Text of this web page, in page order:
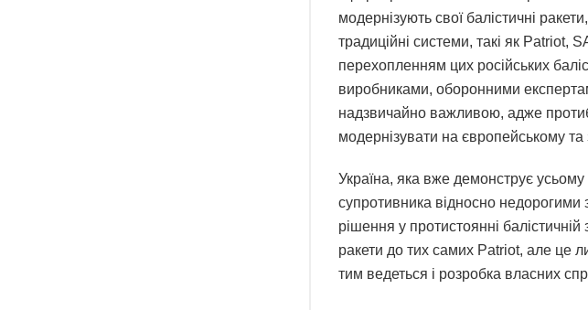
модернізують свої балістичні
традиційні системи, такі як Patriot,
перехопленням цих російських
виробниками, оборонними
надзвичайно важливою, адже
модернізувати на європейському та
Україна, яка вже демонструє
супротивника відносно
рішення у протистоянні
ракети до тих самих Patriot, але це
тим ведеться і розробка власних